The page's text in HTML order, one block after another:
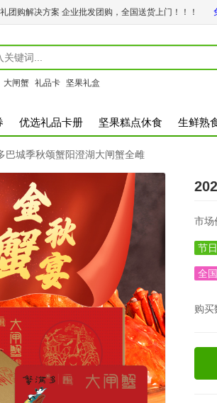
团购解决方案 企业批发团购，全国送货上门！！！
大闸蟹 礼品卡 坚果礼盒
优选礼品卡册 坚果糕点休食 生鲜熟
巴城季秋颂蟹阳澄湖大闸蟹全雌
市场
节日
全
购买